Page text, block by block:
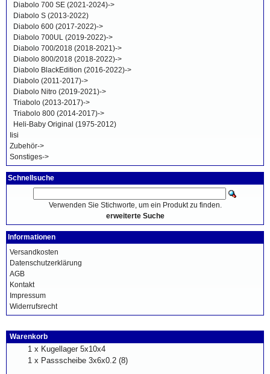
Diabolo 700 SE (2021-2024)->
Diabolo S (2013-2022)
Diabolo 600 (2017-2022)->
Diabolo 700UL (2019-2022)->
Diabolo 700/2018 (2018-2021)->
Diabolo 800/2018 (2018-2022)->
Diabolo BlackEdition (2016-2022)->
Diabolo (2011-2017)->
Diabolo Nitro (2019-2021)->
Triabolo (2013-2017)->
Triabolo 800 (2014-2017)->
Heli-Baby Original (1975-2012)
Iisi
Zubehör->
Sonstiges->
Schnellsuche
Verwenden Sie Stichworte, um ein Produkt zu finden.
erweiterte Suche
Informationen
Versandkosten
Datenschutzerklärung
AGB
Kontakt
Impressum
Widerrufsrecht
Warenkorb
1 x Kugellager 5x10x4
1 x Passscheibe 3x6x0.2 (8)